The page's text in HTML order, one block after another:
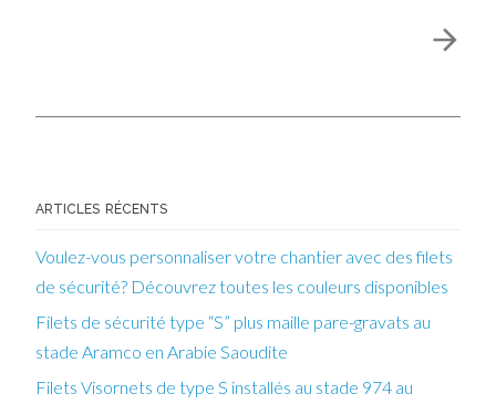
ARTICLES RÉCENTS
Voulez-vous personnaliser votre chantier avec des filets
de sécurité? Découvrez toutes les couleurs disponibles
Filets de sécurité type “S” plus maille pare-gravats au
stade Aramco en Arabie Saoudite
Filets Visornets de type S installés au stade 974 au